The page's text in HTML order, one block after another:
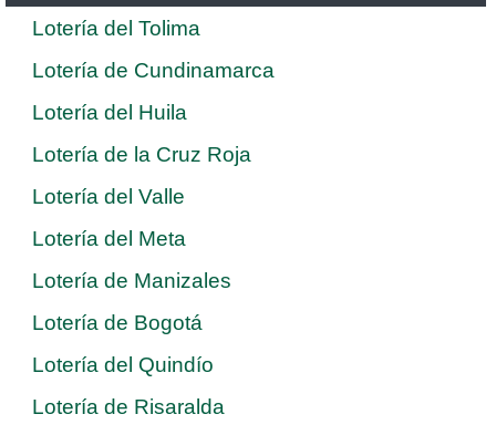
Lotería del Tolima
Lotería de Cundinamarca
Lotería del Huila
Lotería de la Cruz Roja
Lotería del Valle
Lotería del Meta
Lotería de Manizales
Lotería de Bogotá
Lotería del Quindío
Lotería de Risaralda